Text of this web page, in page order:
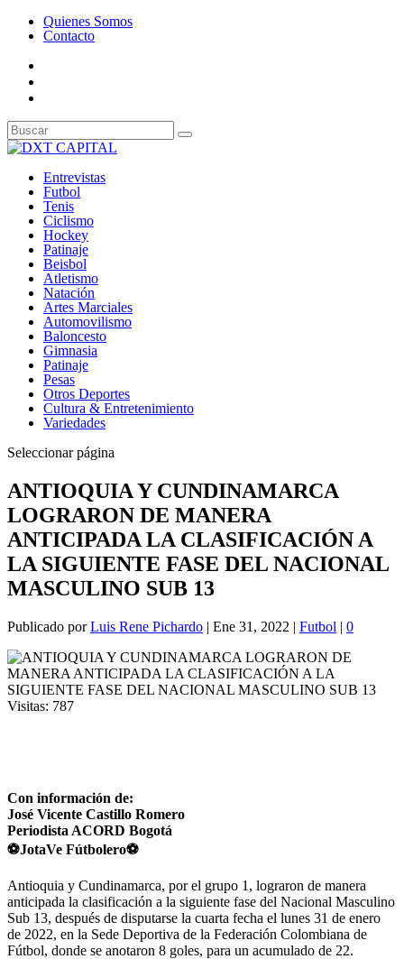
Quienes Somos
Contacto
Entrevistas
Futbol
Tenis
Ciclismo
Hockey
Patinaje
Beisbol
Atletismo
Natación
Artes Marciales
Automovilismo
Baloncesto
Gimnasia
Patinaje
Pesas
Otros Deportes
Cultura & Entretenimiento
Variedades
Seleccionar página
ANTIOQUIA Y CUNDINAMARCA
LOGRARON DE MANERA
ANTICIPADA LA CLASIFICACIÓN A
LA SIGUIENTE FASE DEL NACIONAL
MASCULINO SUB 13
Publicado porLuis Rene Pichardo | Ene 31, 2022 | Futbol | 0
Visitas: 787
Con información de:
José Vicente Castillo Romero
Periodista ACORD Bogotá
⚽JotaVe Fútbolero⚽
Antioquia y Cundinamarca, por el grupo 1, lograron de manera
anticipada la clasificación a la siguiente fase del Nacional Masculino
Sub 13, después de disputarse la cuarta fecha el lunes 31 de enero
de 2022, en la Sede Deportiva de la Federación Colombiana de
Fútbol, donde se anotaron 8 goles, para un acumulado de 22.